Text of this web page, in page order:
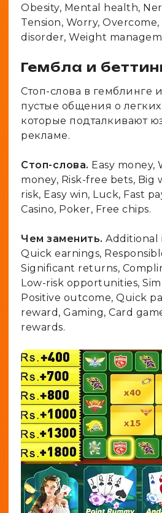
Obesity, Mental health,
Tension, Worry,
disorder, Weight
Гембла и
Стоп-слова в гемблинге
пустые общения о легких
которые подталкивают
рекламе.
Стоп-слова. Easy money,
money, Risk-free bets, Big
risk, Easy win, Luck, Fast
Casino, Poker, Free chips.
Чем заменить. Additional
Quick earnings,
Significant returns,
Low-risk opportunities,
Positive outcome, Quick
reward, Gaming, Card
rewards.